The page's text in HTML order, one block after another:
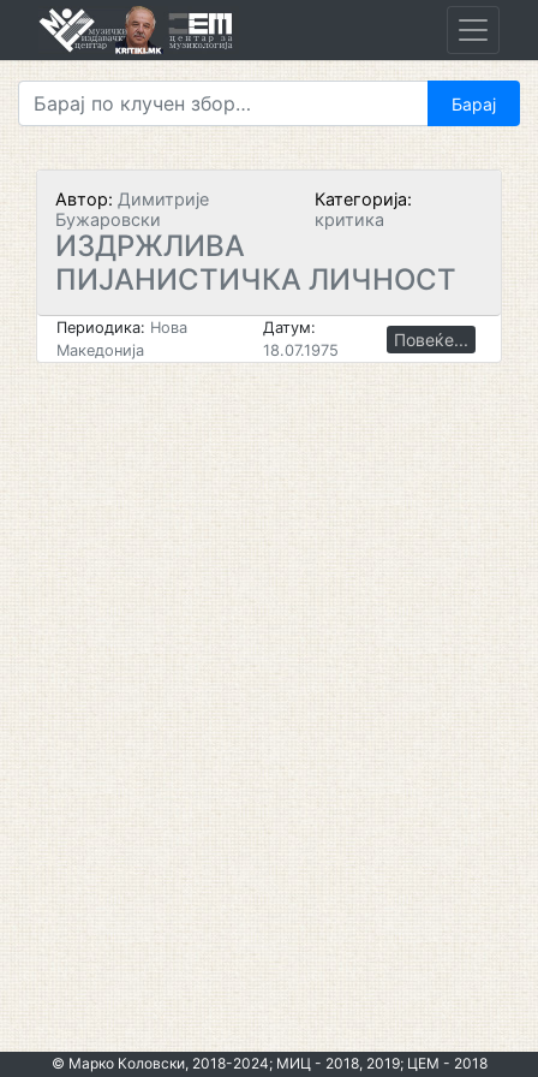
Автор: Димитрије
Бужаровски
Категорија:
критика
ИЗДРЖЛИВА
ПИЈАНИСТИЧКА ЛИЧНОСТ
Периодика: Нова
Македонија
Датум:
18.07.1975
Повеќе...
© Марко Коловски, 2018-2024; МИЦ - 2018, 2019; ЦЕМ - 2018